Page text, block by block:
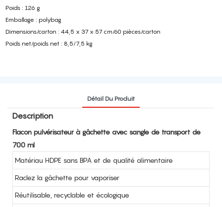
Poids : 126 g
Emballage : polybag
Dimensions/carton : 44,5 x 37 x 57 cm/60 pièces/carton
Poids net/poids net : 8,5/7,5 kg
Détail Du Produit
Description
Flacon pulvérisateur à gâchette avec sangle de transport de
700 ml
Matériau HDPE sans BPA et de qualité alimentaire
Raclez la gâchette pour vaporiser
Réutilisable, recyclable et écologique